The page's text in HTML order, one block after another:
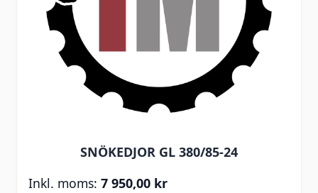
SNÖKEDJOR GL 380/85-24
7 950,00 kr